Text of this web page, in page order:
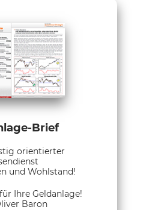
Brief
orientierter
und Wohlstand!
Ihre Geldanlage!
Baron